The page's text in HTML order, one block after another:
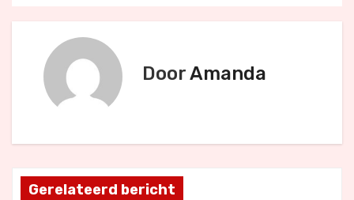
e
h
t
DoorAmanda
Gerelateerd bericht